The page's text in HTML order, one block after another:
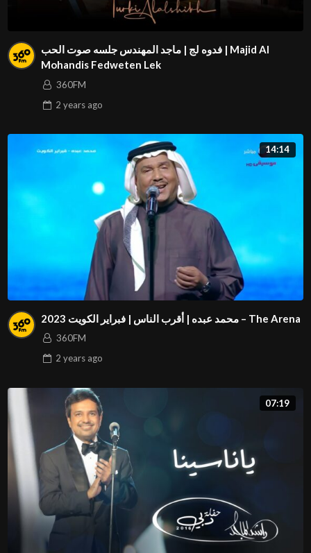
فدوه لج | ماجد المهندس جلسه صوت الحب | Majid Al
Mohandis Fedweten Lek
360FM
2 yearsago
14:14
محمد عبده | أقرب الناس | فبراير الكويت 2023 – The Arena
360FM
2 yearsago
07:19